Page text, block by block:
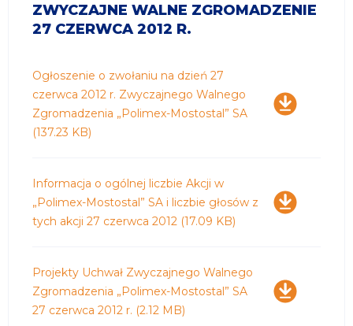
ZWYCZAJNE WALNE ZGROMADZENIE
27 CZERWCA 2012 R.
Pobierz
Ogłoszenie o zwołaniu na dzień 27
czerwca 2012 r. Zwyczajnego Walnego
Zgromadzenia „Polimex-Mostostal” SA
(137.23 KB)
Pobierz
Informacja o ogólnej liczbie Akcji w
„Polimex-Mostostal” SA i liczbie głosów z
tych akcji 27 czerwca 2012 (17.09 KB)
Pobierz
Projekty Uchwał Zwyczajnego Walnego
Zgromadzenia „Polimex-Mostostal” SA
27 czerwca 2012 r. (2.12 MB)